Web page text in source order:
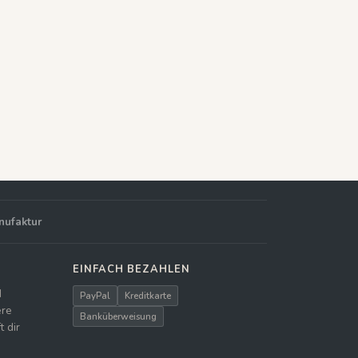
dir
EINFACH BEZAHLEN
PayPal
Kreditkarte
Banküberweisung